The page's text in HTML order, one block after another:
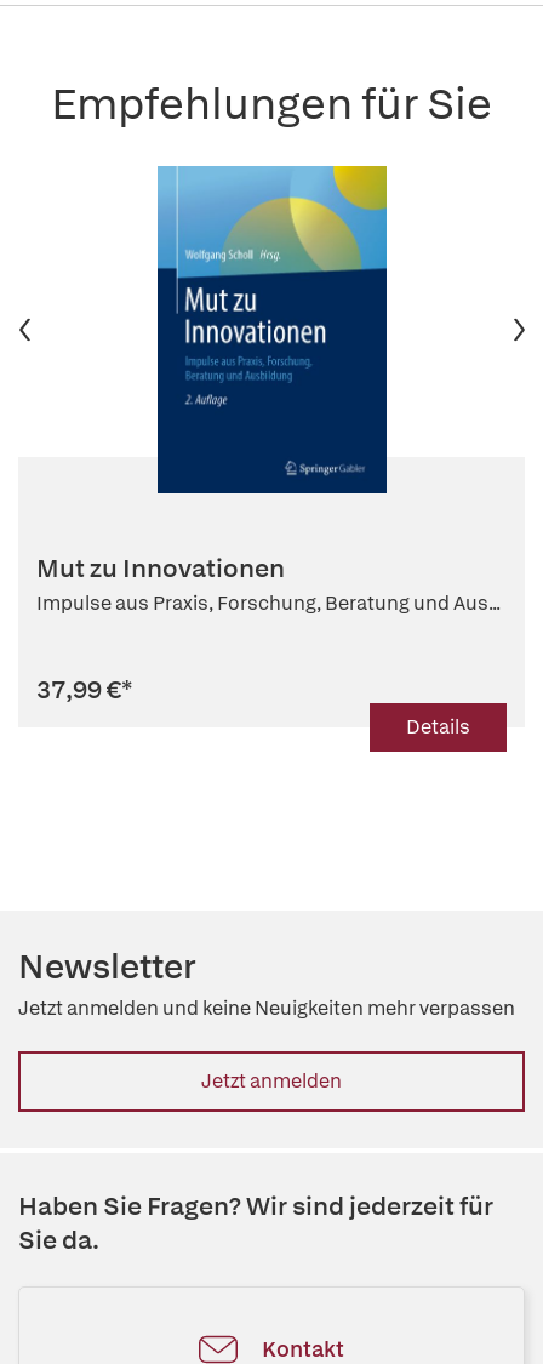
Empfehlungen für Sie
Mut zu Innovationen
Impulse aus Praxis, Forschung, Beratung und Aus...
37,99 €*
Details
Newsletter
Jetzt anmelden und keine Neuigkeiten mehr verpassen
Jetzt anmelden
Haben Sie Fragen? Wir sind jederzeit für
Sie da.
Kontakt